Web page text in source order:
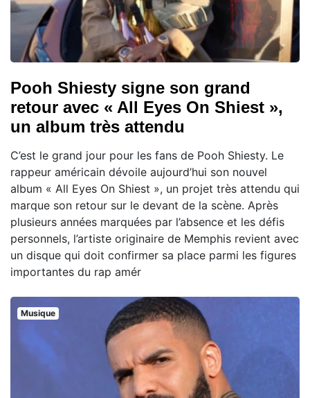
Pooh Shiesty signe son grand
retour avec « All Eyes On Shiest »,
un album très attendu
C’est le grand jour pour les fans de Pooh Shiesty. Le
rappeur américain dévoile aujourd’hui son nouvel
album « All Eyes On Shiest », un projet très attendu qui
marque son retour sur le devant de la scène. Après
plusieurs années marquées par l’absence et les défis
personnels, l’artiste originaire de Memphis revient avec
un disque qui doit confirmer sa place parmi les figures
importantes du rap amér
Musique